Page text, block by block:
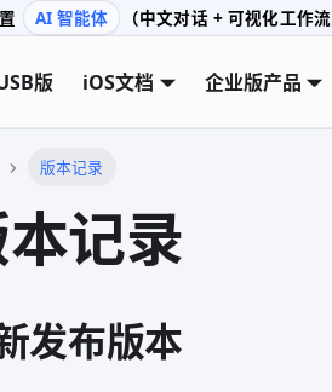
AI 智能体 （中文对话 + 可视化工作
版 iOS文档 企业版产品
版本记录
记录
发布版本